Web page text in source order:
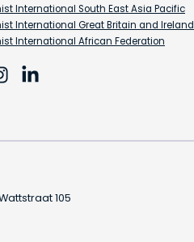
International South East Asia Pacific
International Great Britain and Ireland
International African Federation
105